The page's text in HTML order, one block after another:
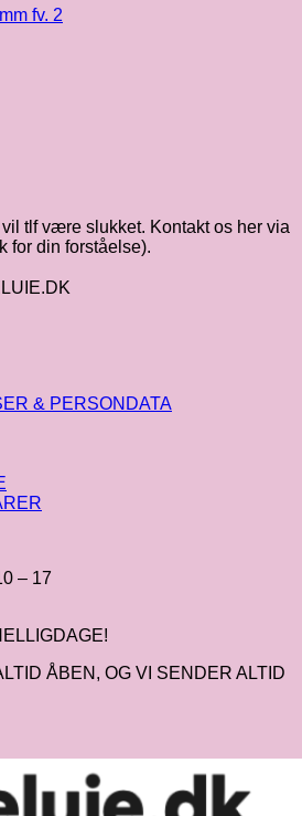
fv. 2
tlf være slukket. Kontakt os her via
for din forståelse).
& PERSONDATA
– 17
ÅBEN, OG VI SENDER ALTID